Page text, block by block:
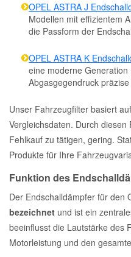
OPEL ASTRA J
Modellen mit effizientem
die Passform der
OPEL ASTRA K
eine moderne
Abgasgegendruck
Unser Fahrzeugfilter basiert
Vergleichsdaten. Durch
Fehlkauf zu tätigen, gering.
Produkte für Ihre
Funktion des
Der Endschalldämpfer für den
bezeichnet und ist ein
beeinflusst die Lautstärke des
Motorleistung und den